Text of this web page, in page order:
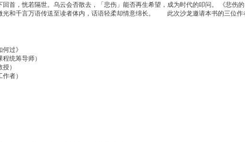
首，恍若隔世。乌云会否散去，「悲伤」能否再生希望，成为时代的叩问。 《悲伤
光和千言万语传送至读者体内，话语轻柔却情意绵长。 此次沙龙邀请本书的三位作
过》
统筹导师）
）
者）